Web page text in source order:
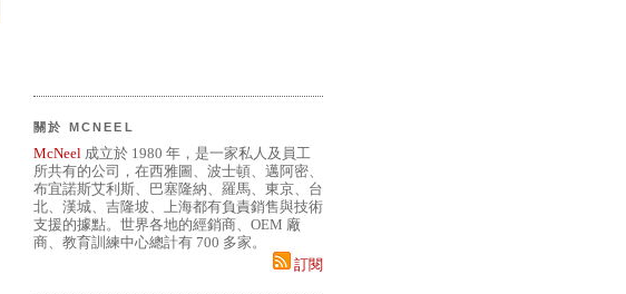
關於 MCNEEL
McNeel 成立於 1980 年，是一家私人及員工
所共有的公司，在西雅圖、波士頓、邁阿密、
布宜諾斯艾利斯、巴塞隆納、羅馬、東京、台
北、漢城、吉隆坡、上海都有負責銷售與技術
支援的據點。世界各地的經銷商、OEM 廠
商、教育訓練中心總計有 700 多家。
訂閱